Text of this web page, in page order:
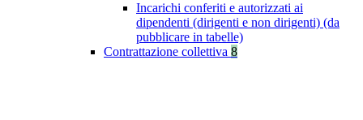
Incarichi conferiti e autorizzati ai
dipendenti (dirigenti e non dirigenti) (da
pubblicare in tabelle)
Contrattazione collettiva 8